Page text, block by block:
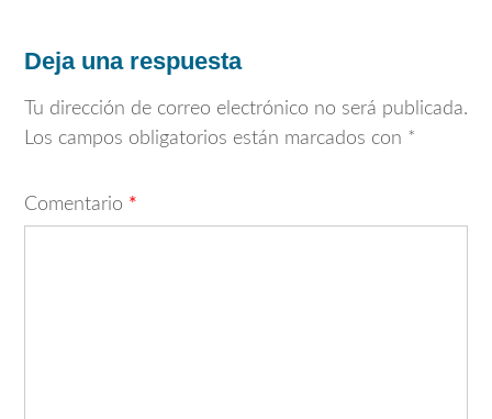
Deja una respuesta
Tu dirección de correo electrónico no será publicada.
Los campos obligatorios están marcados con *
Comentario *